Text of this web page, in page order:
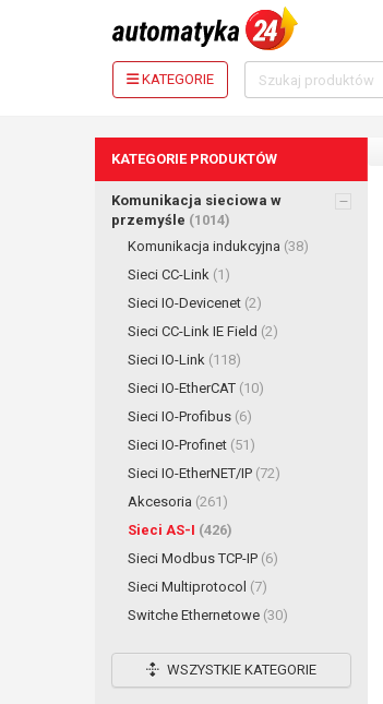
KATEGORIE
KATEGORIE PRODUKTÓW
Komunikacja sieciowa w
przemyśle (1014)
Komunikacja indukcyjna (38)
Sieci CC-Link (1)
Sieci IO-Devicenet (2)
Sieci CC-Link IE Field (2)
Sieci IO-Link (118)
Sieci IO-EtherCAT (10)
Sieci IO-Profibus (6)
Sieci IO-Profinet (51)
Sieci IO-EtherNET/IP (72)
Akcesoria (261)
Sieci AS-I (426)
Sieci Modbus TCP-IP (6)
Sieci Multiprotocol (7)
Switche Ethernetowe (30)
WSZYSTKIE KATEGORIE